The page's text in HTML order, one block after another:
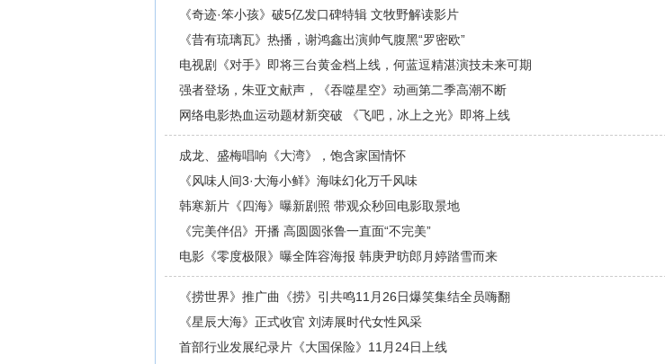
《奇迹·笨小孩》破5亿发口碑特辑 文牧野解读影片
《昔有琉璃瓦》热播，谢鸿鑫出演帅气腹黑“罗密欧”
电视剧《对手》即将三台黄金档上线，何蓝逗精湛演技未来可期
强者登场，朱亚文献声，《吞噬星空》动画第二季高潮不断
网络电影热血运动题材新突破 《飞吧，冰上之光》即将上线
成龙、盛梅唱响《大湾》，饱含家国情怀
《风味人间3·大海小鲜》海味幻化万千风味
韩寒新片《四海》曝新剧照 带观众秒回电影取景地
《完美伴侣》开播 高圆圆张鲁一直面“不完美”
电影《零度极限》曝全阵容海报 韩庚尹昉郎月婷踏雪而来
《捞世界》推广曲《捞》引共鸣11月26日爆笑集结全员嗨翻
《星辰大海》正式收官 刘涛展时代女性风采
首部行业发展纪录片《大国保险》11月24日上线